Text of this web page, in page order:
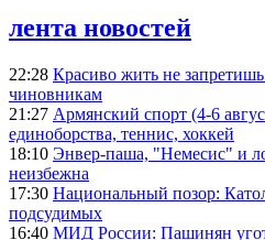
лента новостей
22:28 Красиво жить не
чиновникам
21:27 Армянский спорт (4-6
единоборства, теннис, хоккей
18:10 Энвер-паша, "Немесис" и
неизбежна
17:30 Национальный позор:
подсудимых
16:40 МИД России: Пашинян